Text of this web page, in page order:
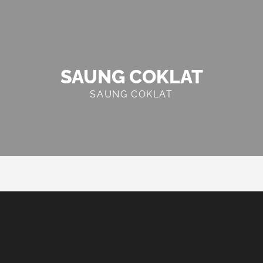
SAUNG COKLAT
SAUNG COKLAT